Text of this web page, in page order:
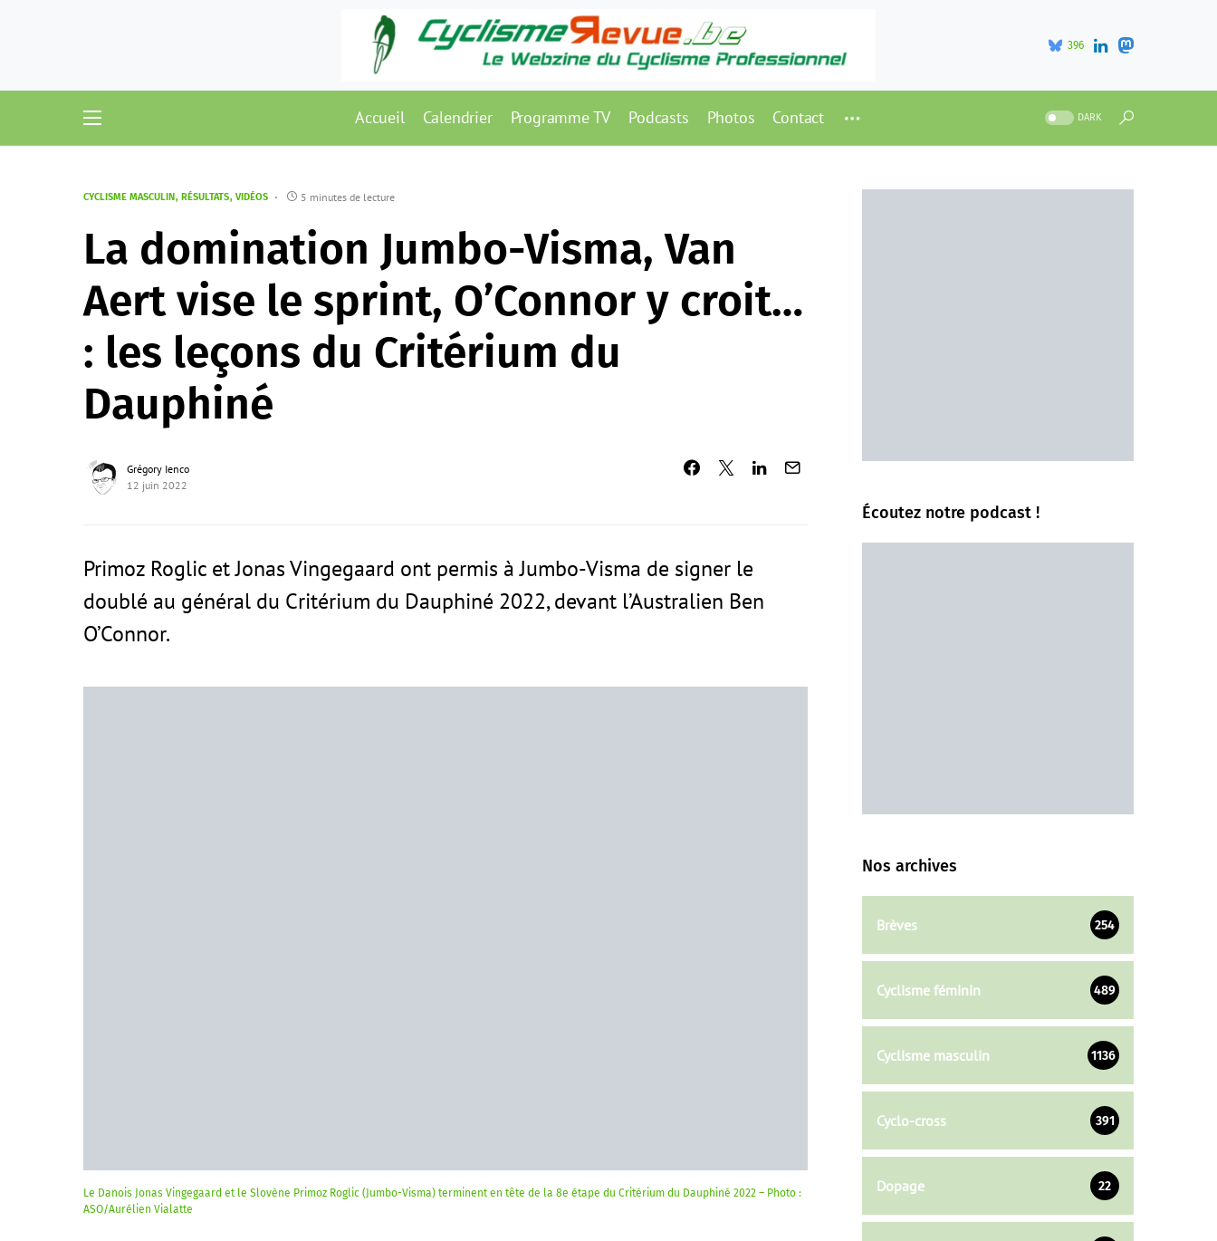
396
Accueil Calendrier Programme TV Podcasts Photos Contact DARK
CYCLISME MASCULIN RÉSULTATS VIDÉOS 5 minutes de lecture
La domination Jumbo-Visma, Van
Aert vise le sprint, O’Connor y croit…
: les leçons du Critérium du
Dauphiné
Grégory Ienco
12 juin 2022
Primoz Roglic et Jonas Vingegaard ont permis à Jumbo-Visma de signer le
doublé au général du Critérium du Dauphiné 2022, devant l’Australien Ben
O’Connor.
Le Danois Jonas Vingegaard et le Slovène Primoz Roglic (Jumbo-Visma) terminent en tête de la 8e étape du Critérium du Dauphiné 2022 – Photo :
ASO/Aurélien Vialatte
Écoutez notre podcast !
Nos archives
Brèves 254
Cyclisme féminin 489
Cyclisme masculin 1136
Cyclo-cross 391
Dopage 22